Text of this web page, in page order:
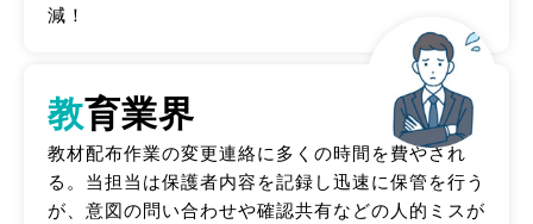
減！
教育業界
教材配布作業の変更連絡に多くの時間を費やされ
る。当担当は保護者内容を記録し迅速に保管を行う
が、意図の問い合わせや確認共有などの人的ミスが